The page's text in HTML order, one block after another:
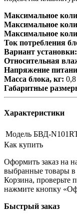
Максимальное
Максимальное
Максимальное
Ток потребления
Вариант установки:
Относительная
Напряжение
Масса блока, кг: 0,8
Габаритные
Характеристики
Модель БВД-
Как купить
Оформить заказ на
выбранные товары в
Корзина, проверьте
нажмите кнопку
Быстрый заказ